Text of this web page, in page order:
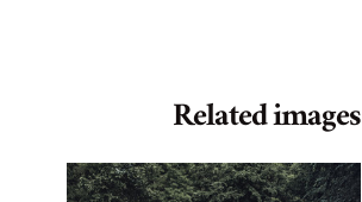
Related images